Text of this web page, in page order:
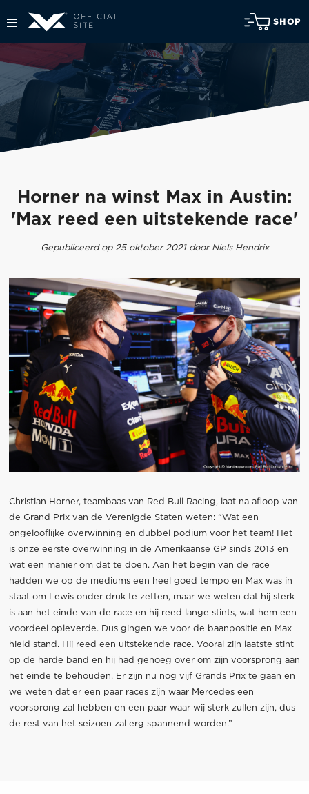
SHOP
Horner na winst Max in Austin:
'Max reed een uitstekende race'
Gepubliceerd op 25 oktober 2021 door Niels Hendrix
Christian Horner, teambaas van Red Bull Racing, laat na afloop van
de Grand Prix van de Verenigde Staten weten: “Wat een
ongelooflijke overwinning en dubbel podium voor het team! Het
is onze eerste overwinning in de Amerikaanse GP sinds 2013 en
wat een manier om dat te doen. Aan het begin van de race
hadden we op de mediums een heel goed tempo en Max was in
staat om Lewis onder druk te zetten, maar we weten dat hij sterk
is aan het einde van de race en hij reed lange stints, wat hem een ​​
voordeel opleverde. Dus gingen we voor de baanpositie en Max
hield stand. Hij reed een uitstekende race. Vooral zijn laatste stint
op de harde band en hij had genoeg over om zijn voorsprong aan
het einde te behouden. Er zijn nu nog vijf Grands Prix te gaan en
we weten dat er een paar races zijn waar Mercedes een
voorsprong zal hebben en een paar waar wij sterk zullen zijn, dus
de rest van het seizoen zal erg spannend worden.”